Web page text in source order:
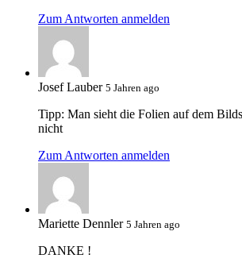
Zum Antworten anmelden
Josef Lauber 5 Jahren ago
Tipp: Man sieht die Folien auf dem
nicht
Zum Antworten anmelden
Mariette Dennler 5 Jahren ago
DANKE !